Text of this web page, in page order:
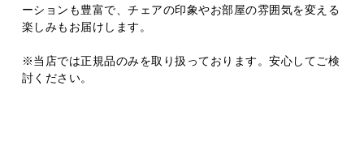
ーションも豊富で、チェアの印象やお部屋の雰囲気を変える
楽しみもお届けします。
※当店では正規品のみを取り扱っております。安心してご検
討ください。